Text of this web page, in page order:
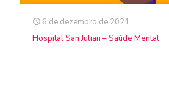
6 de dezembro de 2021
Hospital San Julian – Saúde Mental